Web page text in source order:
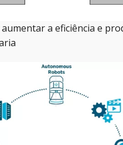
a eficiência e